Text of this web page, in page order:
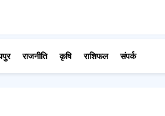
राजनीति कृषि राशिफल संपर्क